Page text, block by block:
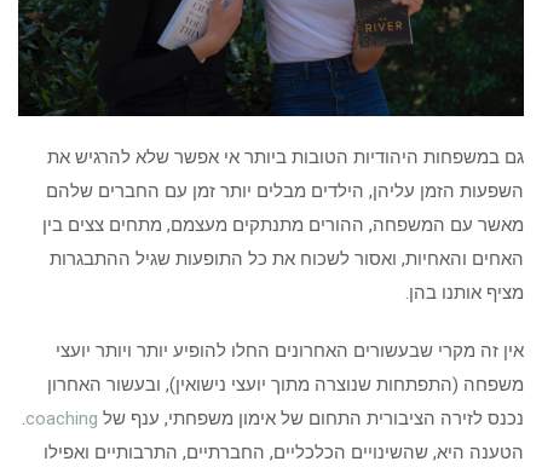
גם במשפחות היהודיות הטובות ביותר אי אפשר שלא להרגיש את
השפעות הזמן עליהן, הילדים מבלים יותר זמן עם החברים שלהם
מאשר עם המשפחה, ההורים מתנתקים מעצמם, מתחים צצים בין
האחים והאחיות, ואסור לשכוח את כל התופעות שגיל ההתבגרות
מציף אותנו בהן.
אין זה מקרי שבעשורים האחרונים החלו להופיע יותר ויותר יועצי
משפחה (התפתחות שנוצרה מתוך יועצי נישואין), ובעשור האחרון
נכנס לזירה הציבורית התחום של אימון משפחתי, ענף של coaching
.
הטענה היא, שהשינויים הכלכליים, החברתיים, התרבותיים ואפילו